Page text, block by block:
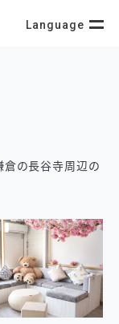
Language
倉の長谷寺周辺の